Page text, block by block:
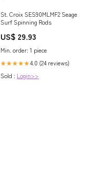
St. Croix SES90MLMF2 Seage
Surf Spinning Rods
US$ 29.93
Min. order: 1 piece
★★★★★4.0 (24 reviews)
Sold : Login>>